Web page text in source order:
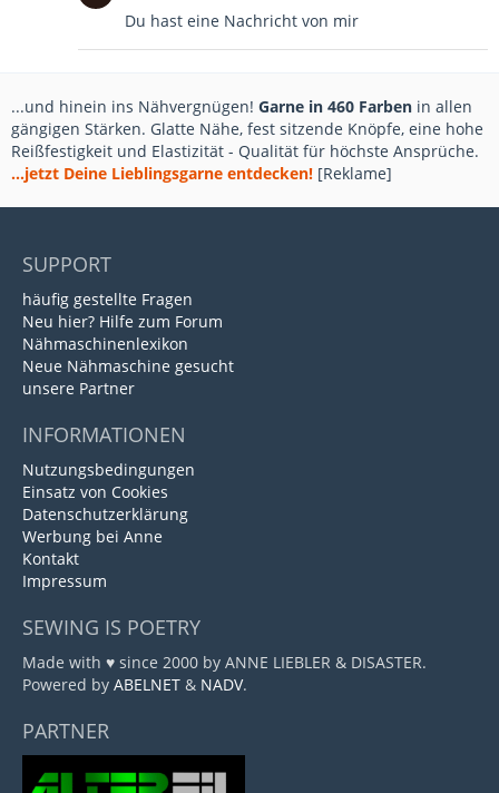
Du hast eine Nachricht von mir
...und hinein ins Nähvergnügen! Garne in 460 Farben in allen
gängigen Stärken. Glatte Nähe, fest sitzende Knöpfe, eine hohe
Reißfestigkeit und Elastizität - Qualität für höchste Ansprüche.
...jetzt Deine Lieblingsgarne entdecken! [Reklame]
SUPPORT
häufig gestellte Fragen
Neu hier? Hilfe zum Forum
Nähmaschinenlexikon
Neue Nähmaschine gesucht
unsere Partner
INFORMATIONEN
Nutzungsbedingungen
Einsatz von Cookies
Datenschutzerklärung
Werbung bei Anne
Kontakt
Impressum
SEWING IS POETRY
Made with ♥ since 2000 by ANNE LIEBLER & DISASTER.
Powered by ABELNET & NADV.
PARTNER